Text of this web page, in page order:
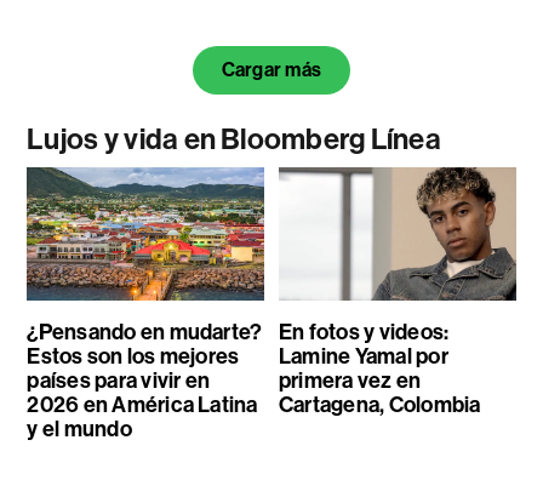
Cargar más
Lujos y vida en Bloomberg Línea
¿Pensando en mudarte?
Estos son los mejores
países para vivir en
2026 en América Latina
y el mundo
En fotos y videos:
Lamine Yamal por
primera vez en
Cartagena, Colombia